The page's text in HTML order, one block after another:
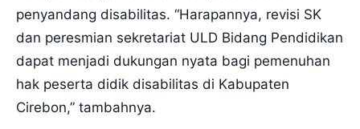
penyandang disabilitas. “Harapannya, revisi SK
dan peresmian sekretariat ULD Bidang Pendidikan
dapat menjadi dukungan nyata bagi pemenuhan
hak peserta didik disabilitas di Kabupaten
Cirebon,” tambahnya.